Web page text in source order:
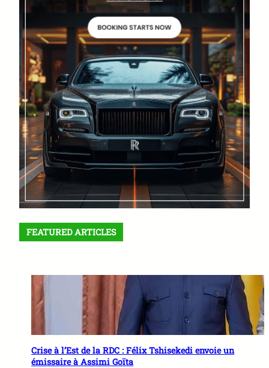
FEATURED ARTICLES
Crise à l’Est de la RDC : Félix Tshisekedi envoie un
émissaire à Assimi Goïta